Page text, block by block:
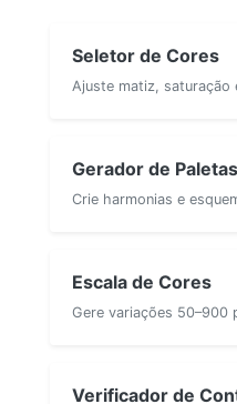
Seletor de Cores
Ajuste matiz, saturação
Gerador de Paletas
Crie harmonias e
Escala de Cores
Gere variações 50–900
Verificador de